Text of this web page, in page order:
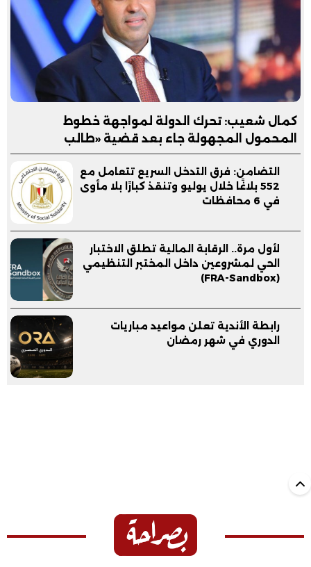
كمال شعيب: تحرك الدولة لمواجهة خطوط
المحمول المجهولة جاء بعد قضية «طالب
الشرقية»
التضامن: فرق التدخل السريع تتعامل مع
552 بلاغًا خلال يوليو وتنقذ كبارًا بلا مأوى
في 6 محافظات
لأول مرة.. الرقابة المالية تطلق الاختبار
الحي لمشروعين داخل المختبر التنظيمي
(FRA-Sandbox)
رابطة الأندية تعلن مواعيد مباريات
الدوري في شهر رمضان